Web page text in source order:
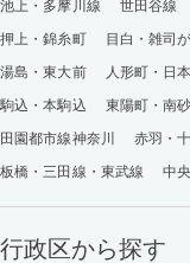
池上・多摩川線
世田谷線
押上・錦糸町
目白・雑司
湯島・東大前
人形町・日
駒込・本駒込
東陽町・南
田園都市線神奈川
赤羽・
板橋・三田線・東武線
中
行政区から探す